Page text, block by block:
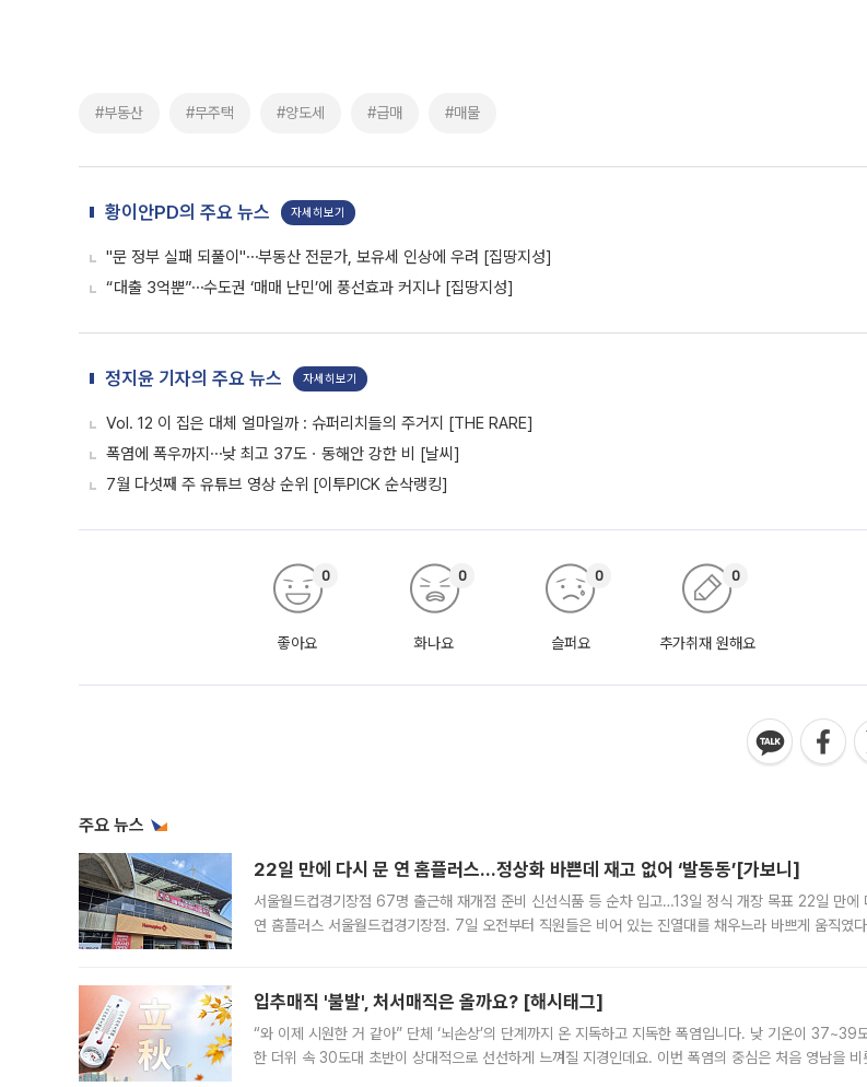
#부동산 #무주택 #양도세 #급매 #매물
황이안PD의 주요 뉴스 자세히보기
"문 정부 실패 되풀이"⋯부동산 전문가, 보유세 인상에 우려 [집땅지성]
“대출 3억뿐”⋯수도권 ‘매매 난민’에 풍선효과 커지나 [집땅지성]
정지윤 기자의 주요 뉴스 자세히보기
Vol. 12 이 집은 대체 얼마일까 : 슈퍼리치들의 주거지 [THE RARE]
폭염에 폭우까지⋯낮 최고 37도ㆍ동해안 강한 비 [날씨]
7월 다섯째 주 유튜브 영상 순위 [이투PICK 순삭랭킹]
좋아요
0
화나요
0
슬퍼요
0
추가취재 원해요
0
주요 뉴스
22일 만에 다시 문 연 홈플러스…정상화 바쁜데 재고 없어 ‘발동동’[가보니]
서울월드컵경기장점 67명 출근해 재개점 준비 신선식품 등 순차 입고…13일 정식 개장 목표 22일 만에
연 홈플러스 서울월드컵경기장점. 7일 오전부터 직원들은 비어 있는 진열대를 채우느라 바쁘게 움직였
입추매직 '불발', 처서매직은 올까요? [해시태그]
“와 이제 시원한 거 같아” 단체 ‘뇌손상’의 단계까지 온 지독하고 지독한 폭염입니다. 낮 기온이 37~39
한 더위 속 30도대 초반이 상대적으로 선선하게 느껴질 지경인데요. 이번 폭염의 중심은 처음 영남을 비